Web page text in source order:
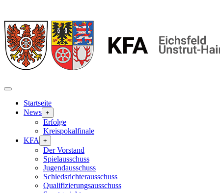
Startseite
News +
Erfolge
Kreispokalfinale
KFA
+
Der Vorstand
Spielausschuss
Jugendausschuss
Schiedsrichterausschuss
Qualifizierungsausschuss